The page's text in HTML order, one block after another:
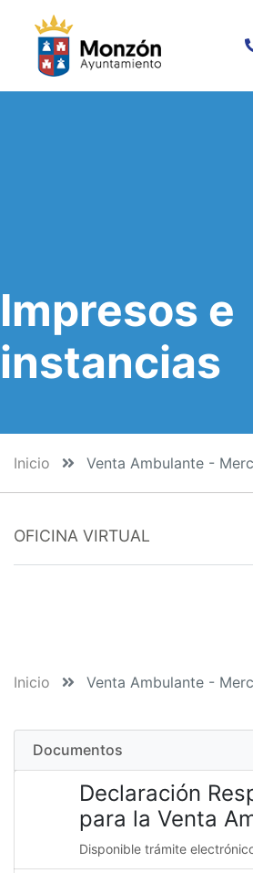
Impresos e
instancias
Inicio Venta Ambulante -
OFICINA VIRTUAL
Inicio Venta Ambulante -
Documentos
Declaración
para la Venta
Disponible trámite